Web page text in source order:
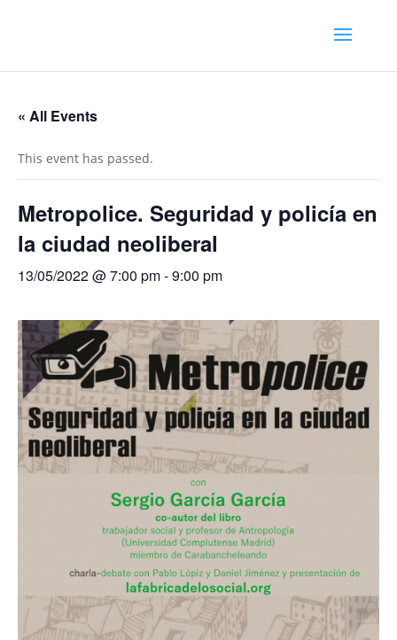
« All Events
This event has passed.
Metropolice. Seguridad y policía en
la ciudad neoliberal
13/05/2022 @ 7:00 pm-9:00 pm